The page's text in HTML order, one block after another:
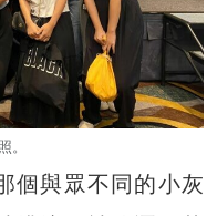
。
個與眾不同的小灰